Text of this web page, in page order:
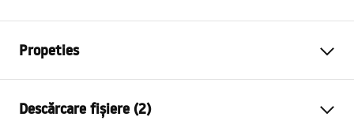
Propeties
Culoare
Descărcare fișiere (2)